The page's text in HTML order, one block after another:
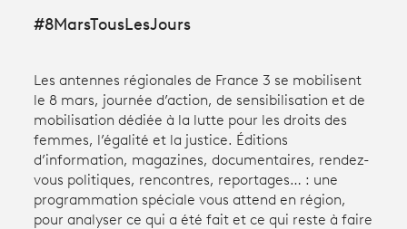
Avantages fidélité
Participer et assister à une émission
Productions et innovation
Programme tv
#8MarsTousLesJours
Les antennes régionales de France 3 se mobilisent
le 8 mars, journée d’action, de sensibilisation et de
mobilisation dédiée à la lutte pour les droits des
femmes, l’égalité et la justice. Éditions
d’information, magazines, documentaires, rendez-
vous politiques, rencontres, reportages… : une
programmation spéciale vous attend en région,
pour analyser ce qui a été fait et ce qui reste à faire